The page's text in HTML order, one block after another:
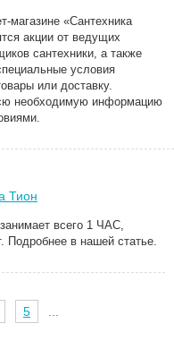
магазине «Сантехника
акции от ведущих
сантехники, а также
условия
или доставку.
необходимую информацию
Тион
всего 1 ЧАС,
Подробнее в нашей статье.
5